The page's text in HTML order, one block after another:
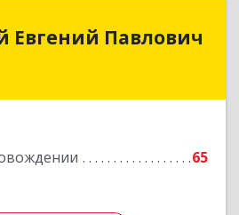
Евгений Павлович
65
Евгений Павлович
край, Кисловодск г,